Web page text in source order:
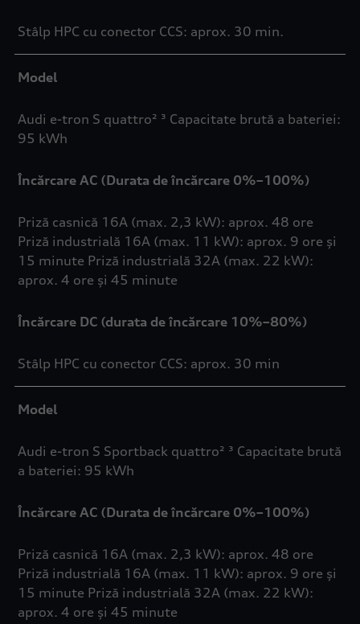
Stâlp HPC cu conector CCS: aprox. 30 min.
Model
Audi e-tron S quattro² ³ Capacitate brută a bateriei:
95 kWh
Încărcare AC (Durata de încărcare 0%–100%)
Priză casnică 16A (max. 2,3 kW): aprox. 48 ore
Priză industrială 16A (max. 11 kW): aprox. 9 ore și
15 minute Priză industrială 32A (max. 22 kW):
aprox. 4 ore și 45 minute
Încărcare DC (durata de încărcare 10%–80%)
Stâlp HPC cu conector CCS: aprox. 30 min
Model
Audi e-tron S Sportback quattro² ³ Capacitate brută
a bateriei: 95 kWh
Încărcare AC (Durata de încărcare 0%–100%)
Priză casnică 16A (max. 2,3 kW): aprox. 48 ore
Priză industrială 16A (max. 11 kW): aprox. 9 ore și
15 minute Priză industrială 32A (max. 22 kW):
aprox. 4 ore și 45 minute